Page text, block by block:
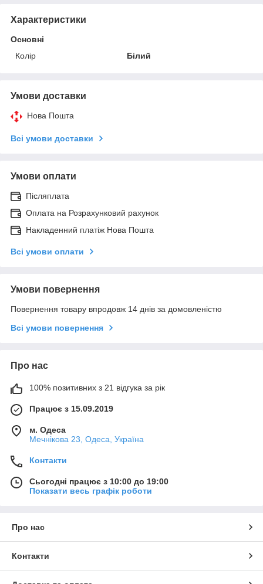
Характеристики
Основні
Колір
Білий
Умови доставки
Нова Пошта
Всі умови доставки
Умови оплати
Післяплата
Оплата на Розрахунковий рахунок
Накладенний платіж Нова Пошта
Всі умови оплати
Умови повернення
Повернення товару впродовж 14 днів за домовленістю
Всі умови повернення
Про нас
100% позитивних з 21 відгука за рік
Працює з 15.09.2019
м. Одеса
Мечнікова 23, Одеса, Україна
Контакти
Сьогодні працює з 10:00 до 19:00
Показати весь графік роботи
Про нас
Контакти